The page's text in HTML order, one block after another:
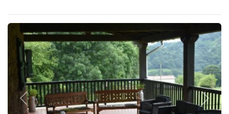
Anterior